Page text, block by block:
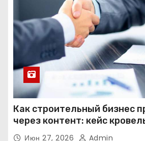
Как строительный бизнес
через контент: кейс
Июн 27, 2026 Admin